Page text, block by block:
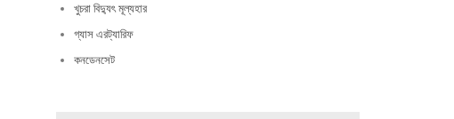
খুচরা বিদ্যুৎ মূল্যহার
গ্যাস এরট্যারিফ
কনডেনসেট